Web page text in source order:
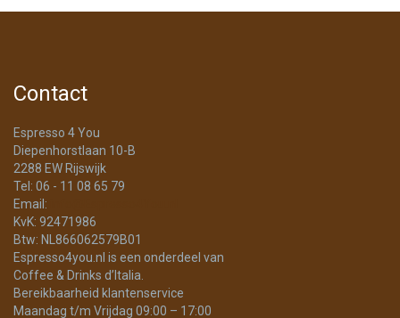
Contact
Espresso 4 You
Diepenhorstlaan 10-B
2288 EW Rijswijk
Tel: 06 - 11 08 65 79
Email:
KvK: 92471986
Btw: NL866062579B01
Espresso4you.nl is een onderdeel van
Coffee & Drinks d’Italia.
Bereikbaarheid klantenservice
Maandag t/m Vrijdag 09:00 – 17:00